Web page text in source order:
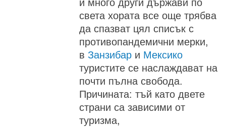
и много други държави по
света хората все още трябва
да спазват цял списък с
противопандемични мерки,
в Занзибари Мексико
туристите се наслаждават на
почти пълна свобода.
Причината: тъй като двете
страни са зависими от
туризма,